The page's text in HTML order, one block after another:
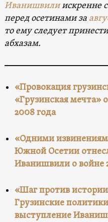
Иванишвилиискренне
перед осетинами за
то ему следует
абхазам.
«Провокация
«Грузинская мечта»
2008 года
«Одними
Южной Осетии
Иванишвили о войне
«Шаг против
Грузинские
выступление